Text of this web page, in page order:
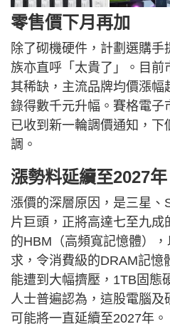
零售價下月再加
除了砌機硬件，計劃選購
族亦直呼「太貴了」。目前
其稀缺，主流品牌均價漲幅
錄得數千元升幅。賽格電子
已收到新一輪調價通知，下
調。
漲勢料延續至2027年
漲價的深層原因，是三星、
片巨頭，正將高達七至九成
的HBM（高頻寬記憶體）
求，令消費級的DRAM記憶
能遭到大幅擠壓，1TB固態
人士普遍認為，這股電腦及
可能將一直延續至2027年。